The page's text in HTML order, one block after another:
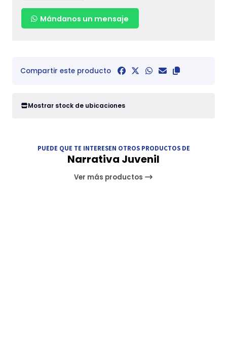
Mándanos un mensaje
Compartir este producto
Mostrar stock de ubicaciones
PUEDE QUE TE INTERESEN OTROS PRODUCTOS DE
Narrativa Juvenil
Ver más productos